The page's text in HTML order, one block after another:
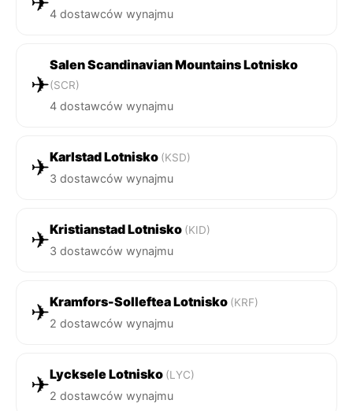
4 dostawców wynajmu
✈
Salen Scandinavian Mountains Lotnisko
(SCR)
4 dostawców wynajmu
✈Karlstad Lotnisko (KSD)
3 dostawców wynajmu
✈Kristianstad Lotnisko (KID)
3 dostawców wynajmu
✈Kramfors-Solleftea Lotnisko (KRF)
2 dostawców wynajmu
✈Lycksele Lotnisko (LYC)
2 dostawców wynajmu